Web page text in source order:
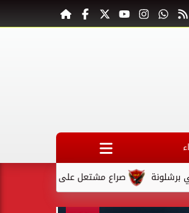
صراع مشتعل على المقعد الأخير في كأس